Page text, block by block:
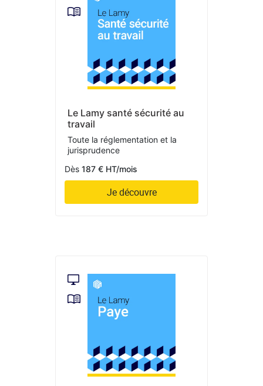
Le Lamy santé sécurité au
travail
Toute la réglementation et la
jurisprudence
Dès 187 € HT/mois
Je découvre